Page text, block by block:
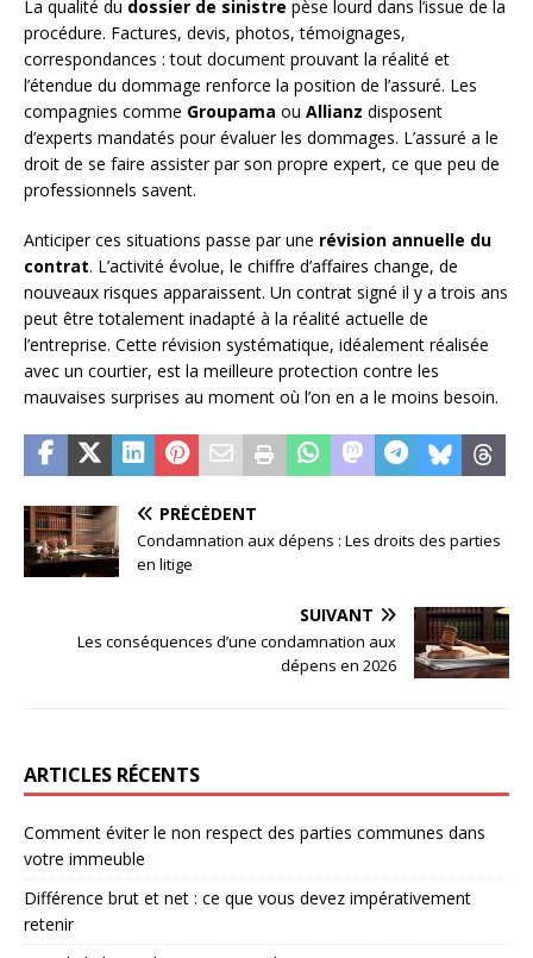
La qualité du dossier de sinistre pèse lourd dans l’issue de la
procédure. Factures, devis, photos, témoignages,
correspondances : tout document prouvant la réalité et
l’étendue du dommage renforce la position de l’assuré. Les
compagnies comme Groupama ou Allianz disposent
d’experts mandatés pour évaluer les dommages. L’assuré a le
droit de se faire assister par son propre expert, ce que peu de
professionnels savent.
Anticiper ces situations passe par une révision annuelle du
contrat. L’activité évolue, le chiffre d’affaires change, de
nouveaux risques apparaissent. Un contrat signé il y a trois ans
peut être totalement inadapté à la réalité actuelle de
l’entreprise. Cette révision systématique, idéalement réalisée
avec un courtier, est la meilleure protection contre les
mauvaises surprises au moment où l’on en a le moins besoin.
PRÉCÉDENT
Condamnation aux dépens : Les droits des parties
en litige
SUIVANT
Les conséquences d’une condamnation aux
dépens en 2026
ARTICLES RÉCENTS
Comment éviter le non respect des parties communes dans
votre immeuble
Différence brut et net : ce que vous devez impérativement
retenir